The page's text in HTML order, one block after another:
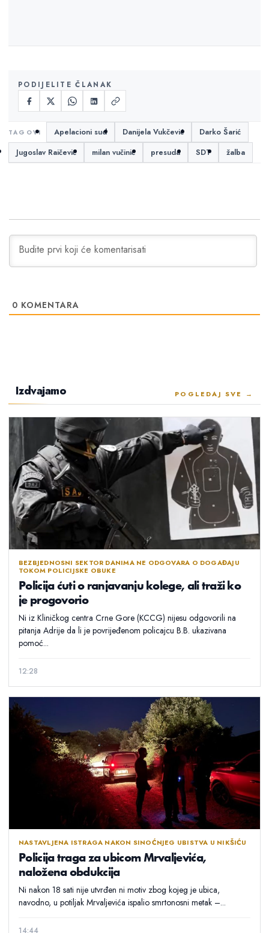
PODIJELITE ČLANAK
Apelacioni sud Danijela Vukčević
Darko Šarić
Jugoslav Raičević
milan vučinić presuda SDT žalba
0 KOMENTARA
Izdvajamo POGLEDAJ SVE →
BEZBJEDNOSNI SEKTOR DANIMA NE ODGOVARA O DOGAĐAJU
TOKOM POLICIJSKE OBUKE
Policija ćuti o ranjavanju kolege, ali traži ko
je progovorio
Ni iz Kliničkog centra Crne Gore (KCCG) nijesu odgovorili na
pitanja Adrije da li je povrijeđenom policajcu B.B. ukazivana
pomoć...
12:28
NASTAVLJENA ISTRAGA NAKON SINOĆNJEG UBISTVA U NIKŠIĆU
Policija traga za ubicom Mrvaljevića,
naložena obdukcija
Ni nakon 18 sati nije utvrđen ni motiv zbog kojeg je ubica,
navodno, u potiljak Mrvaljevića ispalio smrtonosni metak –...
14:44